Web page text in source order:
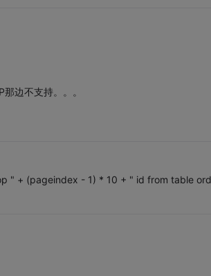
边不支持。。。
" + (pageindex - 1) * 10 + " id from table